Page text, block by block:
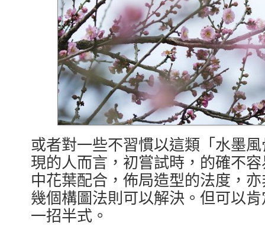
或者對一些不習慣以這類「水墨
現的人而言，初嘗試時，的確不
中花葉配合，佈局造型的法度，
幾個構圖法則可以解決。但可以
一招半式。